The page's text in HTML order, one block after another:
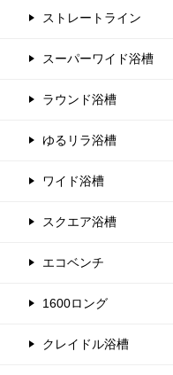
ストレートライン
スーパーワイド浴槽
ラウンド浴槽
ゆるリラ浴槽
ワイド浴槽
スクエア浴槽
エコベンチ
1600ロング
クレイドル浴槽